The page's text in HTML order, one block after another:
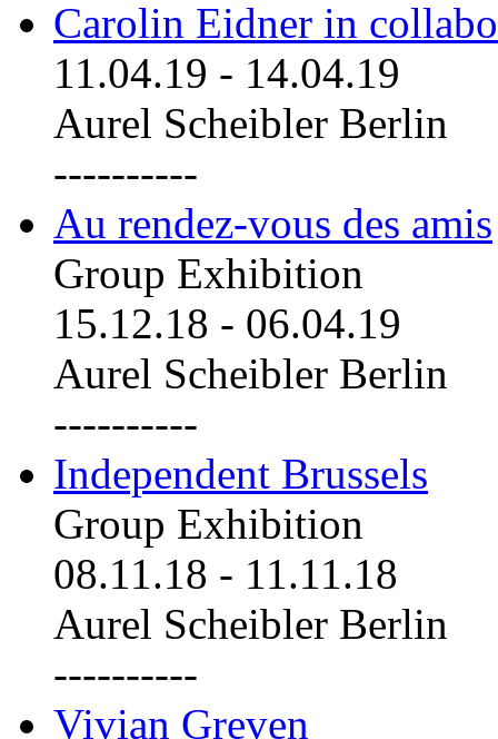
Carolin Eidner in
11.04.19 - 14.04.19
Aurel Scheibler Berlin
----------
Au rendez-vous des amis
Group Exhibition
15.12.18 - 06.04.19
Aurel Scheibler Berlin
----------
Independent Brussels
Group Exhibition
08.11.18 - 11.11.18
Aurel Scheibler Berlin
----------
Vivian Greven